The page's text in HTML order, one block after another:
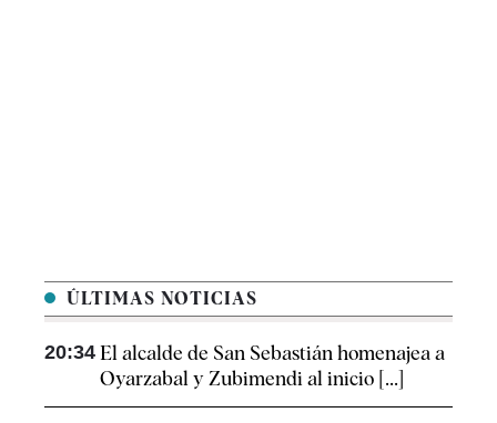
ÚLTIMAS NOTICIAS
20:34 El alcalde de San Sebastián homenajea a
Oyarzabal y Zubimendi al inicio [...]